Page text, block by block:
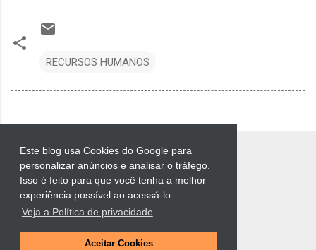
Este blog usa Cookies do Google para
personalizar anúncios e analisar o tráfego.
Isso é feito para que você tenha a melhor
experiência possível ao acessá-lo.
Veja a Política de privacidade
Aceitar Cookies
RECURSOS HUMANOS
Tecnologia do Blogger